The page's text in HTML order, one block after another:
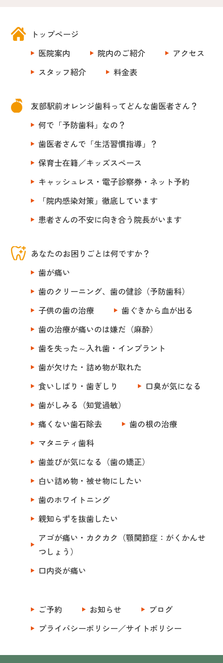
トップページ
医院案内
院内のご紹介
アクセス
スタッフ紹介
料金表
友部駅前オレンジ歯科ってどんな歯医者さん？
何で「予防歯科」なの？
歯医者さんで「生活習慣指導」？
保育士在籍／キッズスペース
キャッシュレス・電子診察券・ネット予約
「院内感染対策」徹底しています
患者さんの不安に向き合う院長がいます
あなたのお困りごとは何ですか？
歯が痛い
歯のクリーニング、歯の健診（予防歯科）
子供の歯の治療
歯ぐきから血が出る
歯の治療が痛いのは嫌だ（麻酔）
歯を失った～入れ歯・インプラント
歯が欠けた・詰め物が取れた
食いしばり・歯ぎしり
口臭が気になる
歯がしみる（知覚過敏）
痛くない歯石除去
歯の根の治療
マタニティ歯科
歯並びが気になる（歯の矯正）
白い詰め物・被せ物にしたい
歯のホワイトニング
親知らずを抜歯したい
アゴが痛い・カクカク（顎関節症：がくかんせ
つしょう）
口内炎が痛い
ご予約 お知らせ
ブログ
プライバシーポリシー／サイトポリシー